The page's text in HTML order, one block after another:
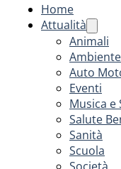
Home
Attualità
Animali
Ambiente
Auto
Eventi
Musica e
Salute
Sanità
Scuola
Società